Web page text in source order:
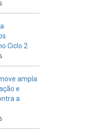
Ciclo 2
ampla
e
a